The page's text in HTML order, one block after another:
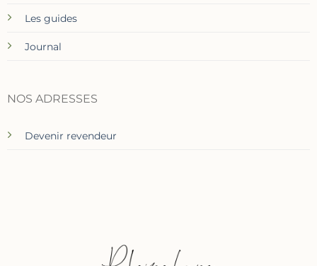
Les guides
Journal
NOS ADRESSES
Devenir revendeur